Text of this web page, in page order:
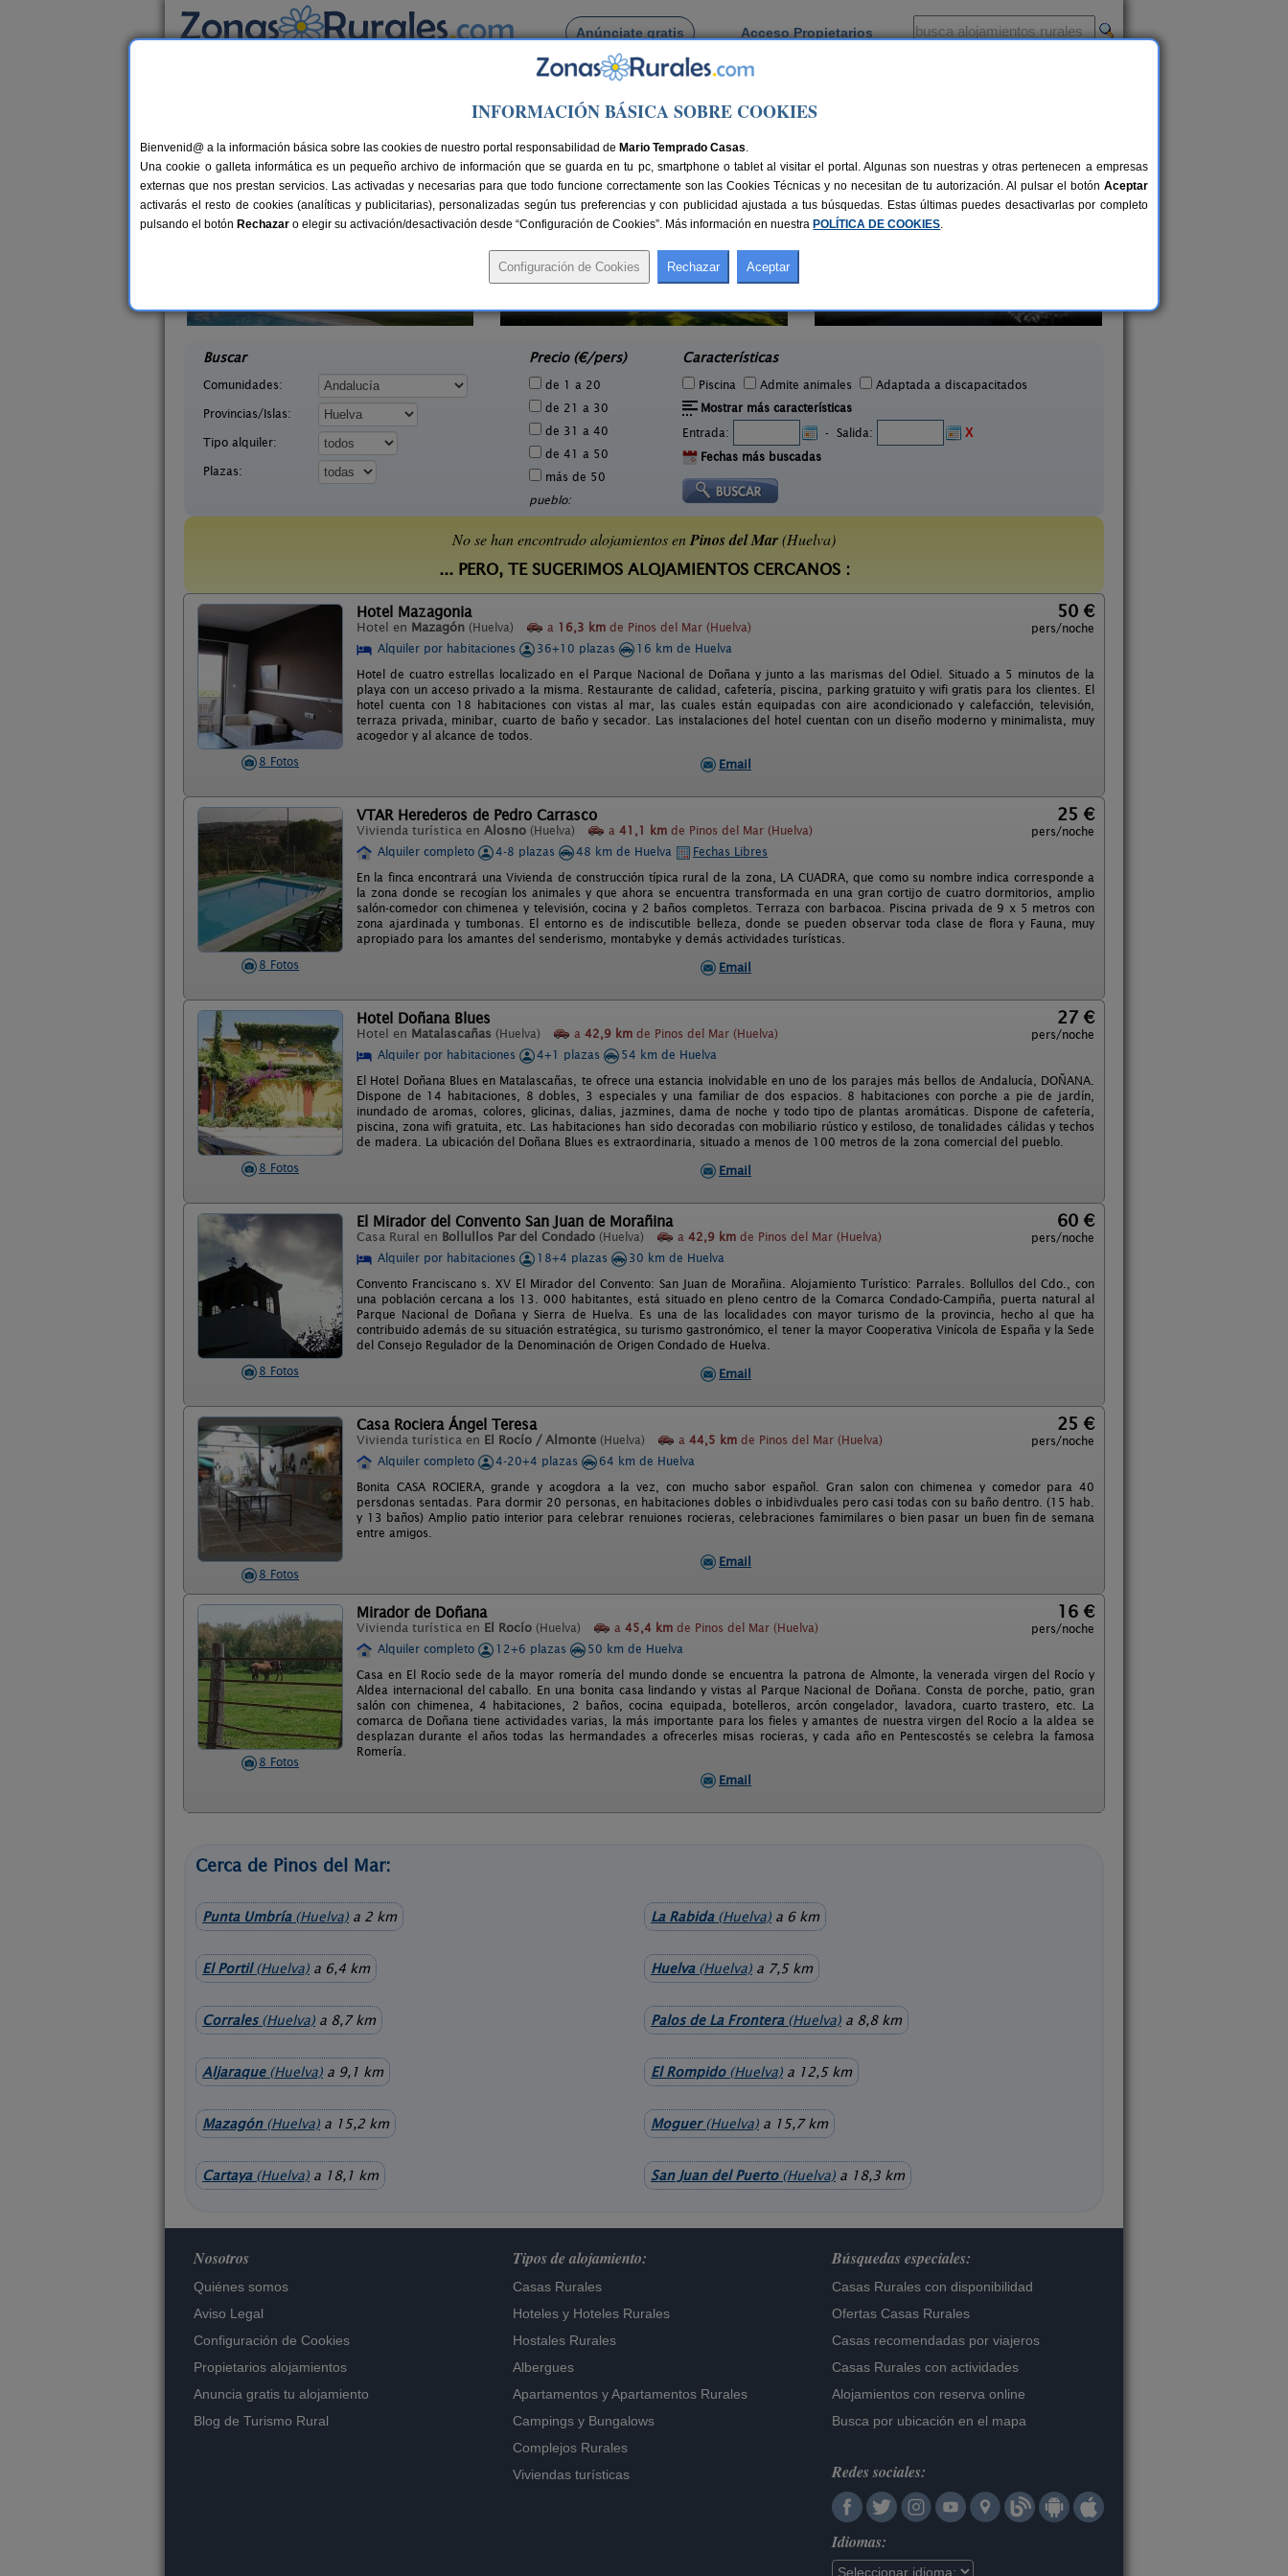
Anúnciate gratis Acceso Propietarios
Busca por pueblo
Casas Rurales cerca de Pinos del Mar
18+4 pers.
60 €
El Mirador del Convento San Juan
de Morañina
Buscar
Comunidades:
Provincias/Islas:
Tipo alquiler:
Plazas:
Precio (€/pers)
de 1 a 20
de 21 a 30
de 31 a 40
de 41 a 50
más de 50
pueblo:
Características
Piscina Admite animales
Adaptada a discapacitados
Mostrar más características
Entrada:
- Salida:
X
Fechas más buscadas
No se han encontrado alojamientos enPinos del Mar(Huelva)
... PERO, TE SUGERIMOS ALOJAMIENTOS CERCANOS :
8 Fotos
Hotel Mazagonia
Hotel en Mazagón (Huelva) a 16,3 km de Pinos del Mar (Huelva)
50 €
pers/noche
Alquiler por habitaciones
36+10 plazas
16 km de Huelva
Hotel de cuatro estrellas localizado en el Parque Nacional de Doñana y junto a las marismas del Odiel. Situado a 5 minutos de la
playa con un acceso privado a la misma. Restaurante de calidad, cafetería, piscina, parking gratuito y wifi gratis para los clientes. El
hotel cuenta con 18 habitaciones con vistas al mar, las cuales están equipadas con aire acondicionado y calefacción, televisión,
terraza privada, minibar, cuarto de baño y secador. Las instalaciones del hotel cuentan con un diseño moderno y minimalista, muy
acogedor y al alcance de todos.
Email
8 Fotos
VTAR Herederos de Pedro Carrasco
Vivienda turística en Alosno (Huelva) a 41,1 km de Pinos del Mar (Huelva)
25 €
pers/noche
Alquiler completo
4-8 plazas 48 km de Huelva
Fechas Libres
En la finca encontrará una Vivienda de construcción típica rural de la zona, LA CUADRA, que como su nombre indica corresponde a
la zona donde se recogían los animales y que ahora se encuentra transformada en una gran cortijo de cuatro dormitorios, amplio
salón-comedor con chimenea y televisión, cocina y 2 baños completos. Terraza con barbacoa. Piscina privada de 9 x 5 metros con
zona ajardinada y tumbonas. El entorno es de indiscutible belleza, donde se pueden observar toda clase de flora y Fauna, muy
apropiado para los amantes del senderismo, montabyke y demás actividades turísticas.
Email
8 Fotos
Hotel Doñana Blues
Hotel en Matalascañas (Huelva) a 42,9 km de Pinos del Mar (Huelva)
27 €
pers/noche
Alquiler por habitaciones
4+1 plazas
54 km de Huelva
El Hotel Doñana Blues en Matalascañas, te ofrece una estancia inolvidable en uno de los parajes más bellos de Andalucía, DOÑANA.
Dispone de 14 habitaciones, 8 dobles, 3 especiales y una familiar de dos espacios. 8 habitaciones con porche a pie de jardín,
inundado de aromas, colores, glicinas, dalias, jazmines, dama de noche y todo tipo de plantas aromáticas. Dispone de cafetería,
piscina, zona wifi gratuita, etc. Las habitaciones han sido decoradas con mobiliario rústico y estiloso, de tonalidades cálidas y techos
de madera. La ubicación del Doñana Blues es extraordinaria, situado a menos de 100 metros de la zona comercial del pueblo.
Email
8 Fotos
El Mirador del Convento San Juan de Morañina
Casa Rural en Bollullos Par del Condado (Huelva) a 42,9 km de Pinos del Mar (Huelva)
60 €
pers/noche
Alquiler por habitaciones
18+4 plazas
30 km de Huelva
Convento Franciscano s. XV El Mirador del Convento: San Juan de Morañina. Alojamiento Turístico: Parrales. Bollullos del Cdo., con
una población cercana a los 13. 000 habitantes, está situado en pleno centro de la Comarca Condado-Campiña, puerta natural al
Parque Nacional de Doñana y Sierra de Huelva. Es una de las localidades con mayor turismo de la provincia, hecho al que ha
contribuido además de su situación estratégica, su turismo gastronómico, el tener la mayor Cooperativa Vinícola de España y la Sede
del Consejo Regulador de la Denominación de Origen Condado de Huelva.
Email
8 Fotos
Casa Rociera Ángel Teresa
Vivienda turística en El Rocío / Almonte (Huelva) a 44,5 km de Pinos del Mar (Huelva)
25 €
pers/noche
Alquiler completo
4-20+4 plazas
64 km de Huelva
Bonita CASA ROCIERA, grande y acogdora a la vez, con mucho sabor español. Gran salon con chimenea y comedor para 40
persdonas sentadas. Para dormir 20 personas, en habitaciones dobles o inbidivduales pero casi todas con su baño dentro. (15 hab.
y 13 baños) Amplio patio interior para celebrar renuiones rocieras, celebraciones famimilares o bien pasar un buen fin de semana
entre amigos.
Email
8 Fotos
Mirador de Doñana
Vivienda turística en El Rocío (Huelva) a 45,4 km de Pinos del Mar (Huelva)
16 €
pers/noche
Alquiler completo
12+6 plazas
50 km de Huelva
Casa en El Rocío sede de la mayor romería del mundo donde se encuentra la patrona de Almonte, la venerada virgen del Rocío y
Aldea internacional del caballo. En una bonita casa lindando y vistas al Parque Nacional de Doñana. Consta de porche, patio, gran
salón con chimenea, 4 habitaciones, 2 baños, cocina equipada, botelleros, arcón congelador, lavadora, cuarto trastero, etc. La
comarca de Doñana tiene actividades varias, la más importante para los fieles y amantes de nuestra virgen del Rocío a la aldea se
desplazan durante el años todas las hermandades a ofrecerles misas rocieras, y cada año en Pentescostés se celebra la famosa
Romería.
Email
Cerca de Pinos del Mar:
Punta Umbría(Huelva) a 2 km La Rabida(Huelva) a 6 km
El Portil(Huelva) a 6,4 km Huelva(Huelva) a 7,5 km
Corrales(Huelva) a 8,7 km Palos de La Frontera(Huelva) a 8,8 km
Aljaraque(Huelva) a 9,1 km El Rompido(Huelva) a 12,5 km
Mazagón(Huelva) a 15,2 km Moguer(Huelva) a 15,7 km
Cartaya(Huelva) a 18,1 km San Juan del Puerto(Huelva) a 18,3 km
Nosotros
Quiénes somos
Aviso Legal
Configuración de Cookies
Propietarios alojamientos
Anuncia gratis tu alojamiento
Blog de Turismo Rural
Tipos de alojamiento:
Casas Rurales
Hoteles y Hoteles Rurales
Hostales Rurales
Albergues
Apartamentos yApartamentos Rurales
Campings y Bungalows
Complejos Rurales
Viviendas turísticas
Búsquedas especiales:
Casas Rurales con disponibilidad
Ofertas Casas Rurales
Casas recomendadas por viajeros
Casas Rurales con actividades
Alojamientos con reserva online
Busca por ubicación en el mapa
Redes sociales:
Idiomas:
INFORMACIÓN BÁSICA SOBRE COOKIES
Bienvenid@ a la información básica sobre las cookies de nuestro portal responsabilidad de Mario Temprado Casas.
Una cookie o galleta informática es un pequeño archivo de información que se guarda en tu pc, smartphone o tablet al visitar el portal. Algunas son nuestras y otras pertenecen a empresas
externas que nos prestan servicios. Las activadas y necesarias para que todo funcione correctamente son las Cookies Técnicas y no necesitan de tu autorización. Al pulsar el botón Aceptar
activarás el resto de cookies (analíticas y publicitarias), personalizadas según tus preferencias y con publicidad ajustada a tus búsquedas. Estas últimas puedes desactivarlas por completo
pulsando el botón Rechazar o elegir su activación/desactivación desde “Configuración de Cookies”. Más información en nuestra POLÍTICA DE COOKIES.